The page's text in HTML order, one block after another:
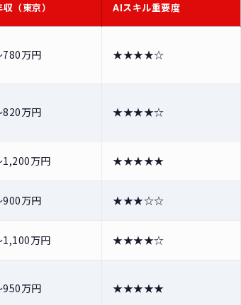
（東京） AIスキル重要度
万円 ★★★★☆
万円 ★★★★☆
1,200万円 ★★★★★
万円 ★★★☆☆
1,100万円 ★★★★☆
万円 ★★★★★